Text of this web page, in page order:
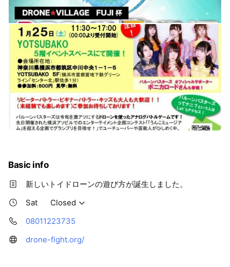
Basic info
新しいトイドローンの遊び方が誕生しました。
Sat
Closed
08011223735
drone-fight.org/